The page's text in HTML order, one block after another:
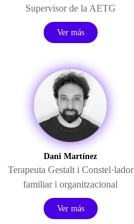
Supervisor de la AETG
Ver más
Dani Martínez
Terapeuta Gestalt i Constel·lador
familiar i organitzacional
Ver más